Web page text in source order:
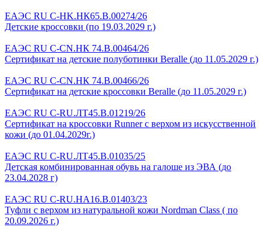
ЕАЭС RU С-HK.НК65.В.00274/26
Детские кроссовки (по 19.03.2029 г.)
ЕАЭС RU С-CN.НК 74.В.00464/26
Сертификат на детские полуботинки Beralle (до 11.05.2029 г.)
ЕАЭС RU С-CN.НК 74.В.00466/26
Сертификат на детские кроссовки Beralle (до 11.05.2029 г.)
ЕАЭС RU C-RU.ЛТ45.B.01219/26
Сертификат на кроссовки Runner с верхом из искусственной
кожи (до 01.04.2029г.)
ЕАЭС RU C-RU.ЛТ45.B.01035/25
Детская комбинированная обувь на галоше из ЭВА (до
23.04.2028 г)
ЕАЭС RU C-RU.HA16.B.01403/23
Туфли с верхом из натуральной кожи Nordman Class ( по
20.09.2026 г.)